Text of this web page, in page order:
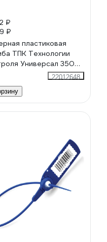
₽
₽
пластиковая
ТПК Технологии
Универсал 350
1000 шт.22012648